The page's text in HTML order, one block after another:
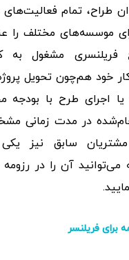
طراح، تمام فعالیت‌های
موسسه‌های مختلف را
فریلنسری مشغول به
خود هم‌چون تحویل
اجرای طرح با بودجه
در مدت زمانی
سابق نیز یکی
می‌توانید آن را در
برای فریلنسر